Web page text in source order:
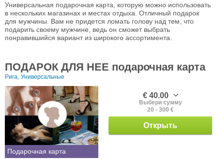
Универсальная подарочная карта, которую можно использовать
в нескольких магазинах и местах отдыха. Отличный подарок
для мужчины. Вам не придется ломать голову над тем, что
подарить своему мужчине, ведь он сможет выбрать
понравившийся вариант из широкого ассортимента.
ПОДАРОК ДЛЯ НЕЕ подарочная карта
Рига, Универсальные
Подарочная карта
€ 40.00
Выбери сумму
20 - 300 €
Открыть